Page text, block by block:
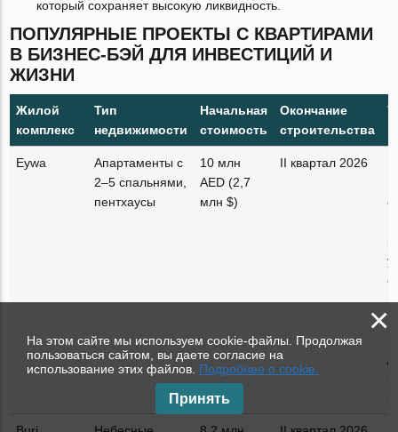
который сохраняет высокую ликвидность.
ПОПУЛЯРНЫЕ ПРОЕКТЫ С КВАРТИРАМИ
В БИЗНЕС-БЭЙ ДЛЯ ИНВЕСТИЦИЙ И
ЖИЗНИ
Жилой
комплекс
Тип
недвижимости
Начальная
стоимость
Окончание
строительства
Eywa
Апартаменты с
2–5 спальнями,
пентхаусы
10 млн
AED (2,7
млн $)
II квартал 2026
×
На этом сайте мы используем cookie-файлы. Продолжая
пользоваться сайтом, вы даете согласие на
использование этих файлов. Подробнее о cookie.
Принять